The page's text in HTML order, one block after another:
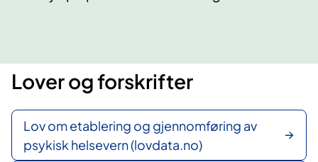
Lover og forskrifter
Lov om etablering og gjennomføring av
psykisk helsevern (lovdata.no)